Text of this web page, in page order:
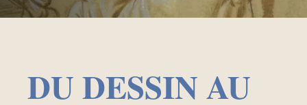
DU DESSIN AU